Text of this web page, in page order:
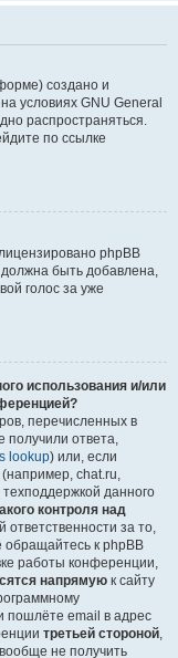
создано и
условиях GNU General
распространяться.
по ссылке
phpBB
должна быть добавлена,
голос за уже
использования и/или
перечисленных в
получили ответа,
lookup) или, если
chat.ru,
техподдержкой данного
контроля над
ответственности за то,
обращайтесь к phpBB
работы конференции,
напрямую к сайту
пошлёте email в адрес
третьей стороной,
не получить